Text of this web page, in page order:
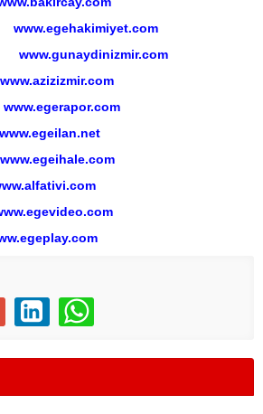
www.egehakimiyet.com
www.gunaydinizmir.com
www.azizizmir.com
www.egerapor.com
www.egeilan.net
www.egeihale.com